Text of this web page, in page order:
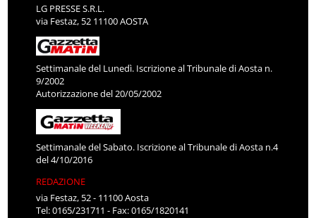
LG PRESSE S.R.L.
via Festaz, 52 11100 AOSTA
Settimanale del Lunedì. Iscrizione al Tribunale di Aosta n.
9/2002
Autorizzazione del 20/05/2002
Settimanale del Sabato. Iscrizione al Tribunale di Aosta n.4
del 4/10/2016
REDAZIONE
via Festaz, 52 - 11100 Aosta
Tel: 0165/231711 - Fax: 0165/1820141